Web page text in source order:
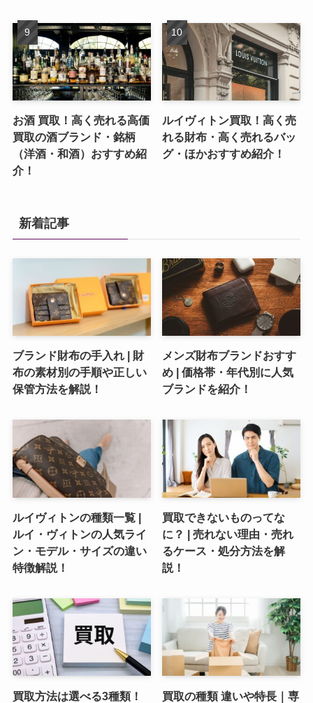
お酒 買取！高く売れる高価
買取の酒ブランド・銘柄
（洋酒・和酒）おすすめ紹
介！
ルイヴィトン買取！高く売
れる財布・高く売れるバッ
グ・ほかおすすめ紹介！
新着記事
ブランド財布の手入れ | 財
布の素材別の手順や正しい
保管方法を解説！
メンズ財布ブランドおすす
め | 価格帯・年代別に人気
ブランドを紹介！
ルイヴィトンの種類一覧 |
ルイ・ヴィトンの人気ライ
ン・モデル・サイズの違い
特徴解説！
買取できないものってな
に？ | 売れない理由・売れ
るケース・処分方法を解
説！
買取方法は選べる3種類！
買取の種類 違いや特長｜専